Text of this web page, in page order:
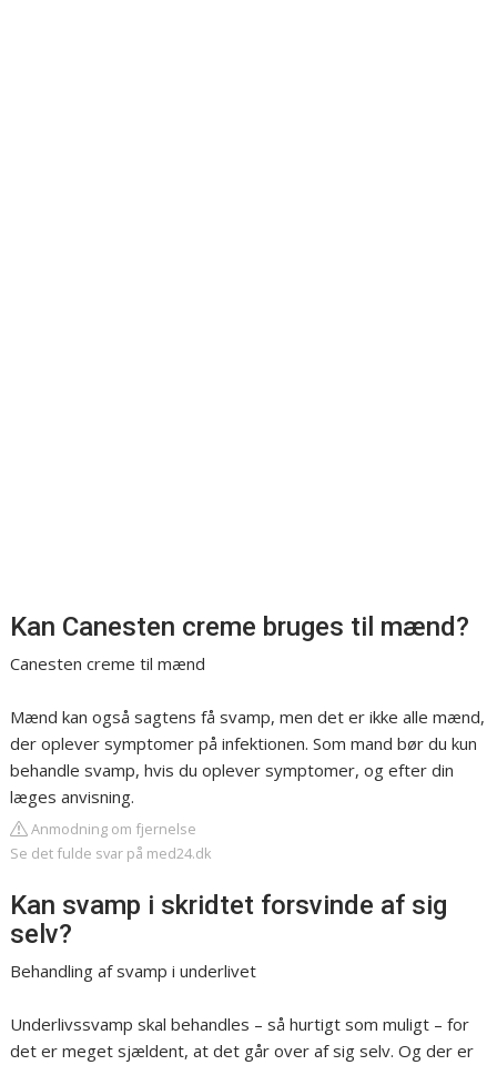
Kan Canesten creme bruges til mænd?
Canesten creme til mænd
Mænd kan også sagtens få svamp, men det er ikke alle mænd,
der oplever symptomer på infektionen. Som mand bør du kun
behandle svamp, hvis du oplever symptomer, og efter din
læges anvisning.
Anmodning om fjernelse
Se det fulde svar på med24.dk
Kan svamp i skridtet forsvinde af sig
selv?
Behandling af svamp i underlivet
Underlivssvamp skal behandles – så hurtigt som muligt – for
det er meget sjældent, at det går over af sig selv. Og der er